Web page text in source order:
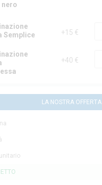
Semplice
+15 €
+40 €
LA NOSTRA OFFERTA